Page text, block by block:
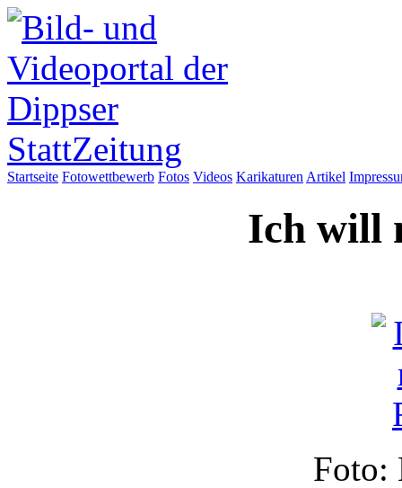
Startseite Fotowettbewerb Fotos Videos Karikaturen Artikel
Ich will
Foto: